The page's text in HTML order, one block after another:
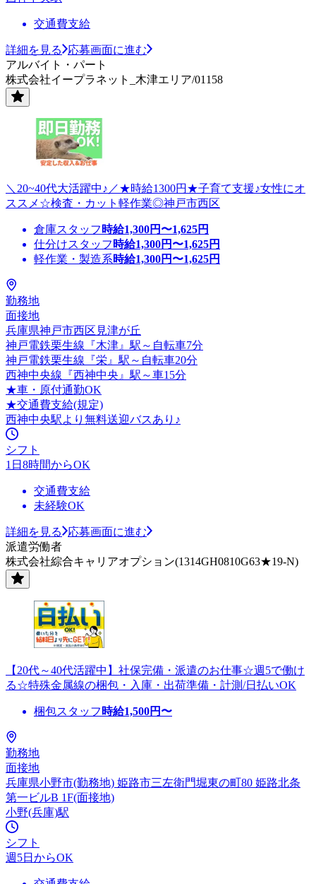
交通費支給
詳細を見る
応募画面に進む
アルバイト・パート
株式会社イープラネット_木津エリア/01158
＼20~40代大活躍中♪／★時給1300円★子育て支援♪女性にオ
ススメ☆検査・カット軽作業◎神戸市西区
倉庫スタッフ 時給1,300円〜1,625円
仕分けスタッフ 時給1,300円〜1,625円
軽作業・製造系時給1,300円〜1,625円
勤務地
面接地
兵庫県神戸市西区見津が丘
神戸電鉄栗生線『木津』駅～自転車7分
神戸電鉄栗生線『栄』駅～自転車20分
西神中央線『西神中央』駅～車15分
★車・原付通勤OK
★交通費支給(規定)
西神中央駅より無料送迎バスあり♪
シフト
1日8時間からOK
交通費支給
未経験OK
詳細を見る
応募画面に進む
派遣労働者
株式会社綜合キャリアオプション(1314GH0810G63★19-N)
【20代～40代活躍中】社保完備・派遣のお仕事☆週5で働け
る☆特殊金属線の梱包・入庫・出荷準備・計測/日払いOK
梱包スタッフ 時給1,500円〜
勤務地
面接地
兵庫県小野市(勤務地) 姫路市三左衛門堀東の町80 姫路北条
第一ビルB 1F(面接地)
小野(兵庫)駅
シフト
週5日からOK